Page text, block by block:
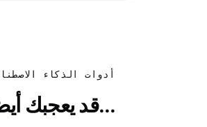
أدوات الذكاء
قد يعجبك أيضاً...